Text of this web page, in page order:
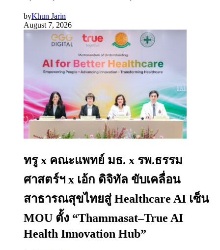
byKhun Jarin
August 7, 2026
ทรู x คณะแพทย์ มธ. x รพ.ธรรม
ศาสตร์ฯ x เอ้ก ดิจิทัล ขับเคลื่อน
สาธารณสุขไทยสู่ Healthcare AI เซ็น
MOU ตั้ง “Thammasat–True AI
Health Innovation Hub”